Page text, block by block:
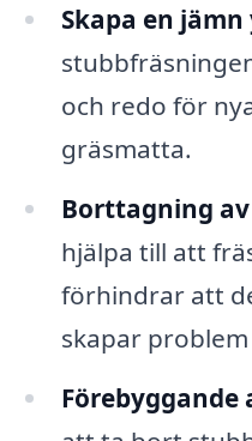
Skapa en jämn
och redo för
gräsmatta.
Borttagning
hjälpa till att
förhindrar att
skapar
Förebyggande